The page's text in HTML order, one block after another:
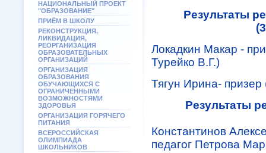
НАЦИОНАЛЬНЫЙ ПРОЕКТ
"ОБРАЗОВАНИЕ"
ПРИЁМ В ШКОЛУ
РЕКОНСТРУКЦИЯ,
ЛИКВИДАЦИЯ,
РЕОРГАНИЗАЦИЯ
ОБРАЗОВАТЕЛЬНЫХ
ОРГАНИЗАЦИЙ
ОРГАНИЗАЦИЯ
ОБРАЗОВАНИЯ
ОБУЧАЮЩИХСЯ С
ОГРАНИЧЕННЫМИ
ВОЗМОЖНОСТЯМИ
ЗДОРОВЬЯ
ОРГАНИЗАЦИЯ ГОРЯЧЕГО
ПИТАНИЯ
ВСЕРОССИЙСКАЯ
ОЛИМПИАДА
ШКОЛЬНИКОВ
Результаты
Локадкин Макар -
Турейко В.Г.)
Тягун Ирина-
Результаты
Константинов
педагог Петрова